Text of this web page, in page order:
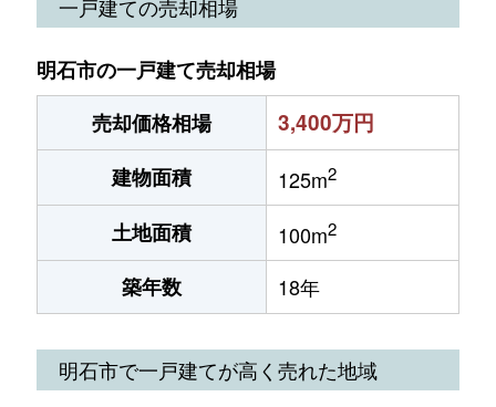
一戸建ての売却相場
明石市の一戸建て売却相場
売却価格相場
3,400万円
建物面積 125m2
土地面積 100m2
築年数 18年
明石市で一戸建てが高く売れた地域